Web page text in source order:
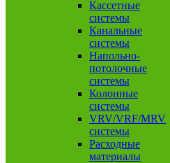
Кассетные
системы
Канальные
системы
Напольно-
потолочные
системы
Колонные
системы
VRV/VRF/MRV
системы
Расходные
материалы